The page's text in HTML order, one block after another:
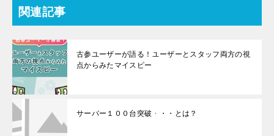
関連記事
古参ユーザーが語る！ユーザーとスタッフ両方の視
点からみたマイスピー
サーバー１００台突破・・・とは？